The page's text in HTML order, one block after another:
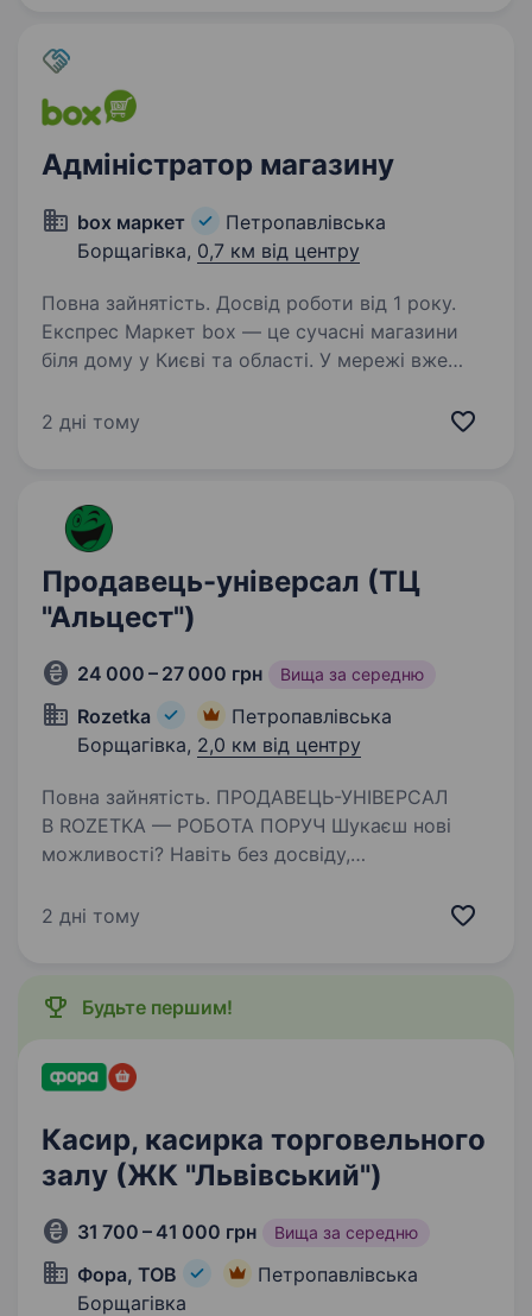
Адміністратор магазину
box маркет
Петропавлівська
Борщагівка, 0,7 км від центру
Повна зайнятість. Досвід роботи від 1 року.
Експрес Маркет box — це сучасні магазини
біля дому у Києві та області. У мережі вже
піцеріями та кулінарією. Ми пропонуємо:
2 дні тому
Продавець-універсал (ТЦ
"Альцест")
24 000 – 27 000 грн Вища за середню
Rozetka
Петропавлівська
Борщагівка, 2,0 км від центру
Повна зайнятість. ПРОДАВЕЦЬ-УНІВЕРСАЛ
В ROZETKA — РОБОТА ПОРУЧ Шукаєш нові
можливості? Навіть без досвіду,
Відсутнє резюме? Заповни анкету тут: Анкета
2 дні тому
Будьте першим!
Касир, касирка торговельного
залу (ЖК "Львівський")
31 700 – 41 000 грн Вища за середню
Фора, ТОВ
Петропавлівська
Борщагівка